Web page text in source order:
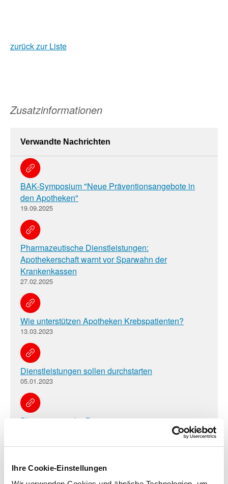
Ihre Cookie-Einstellungen
zurück zur Liste
Zusatzinformationen
Verwandte Nachrichten
BAK-Symposium "Neue Präventionsangebote in
den Apotheken"
19.09.2025
Pharmazeutische Dienstleistungen:
Apothekerschaft warnt vor Sparwahn der
Krankenkassen
27.02.2025
Wie unterstützen Apotheken Krebspatienten?
13.03.2023
Dienstleistungen sollen durchstarten
05.01.2023
Pharmazeutische Betreuung von